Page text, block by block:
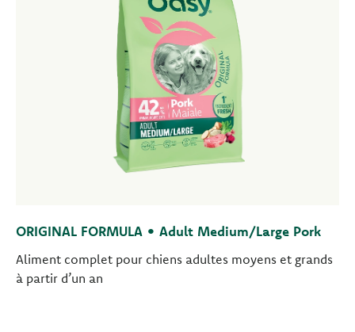
ORIGINAL FORMULA • Adult Medium/Large Pork
Aliment complet pour chiens adultes moyens et grands
à partir d’un an